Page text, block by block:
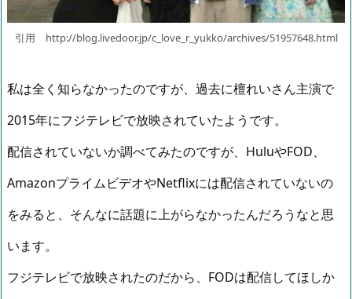
引用 http://blog.livedoor.jp/c_love_r_yukko/archives/51957648.html
私は全く知らなかったのですが、過去に檀れいさん主演で
2015年にフジテレビで放映されていたようです。
配信されていないか調べてみたのですが、HuluやFOD、
AmazonプライムビデオやNetflixには配信されていないの
をみると、そんなに話題に上がらなかったんだろうなと思
います。
フジテレビで放映されたのだから、FODは配信してほしか